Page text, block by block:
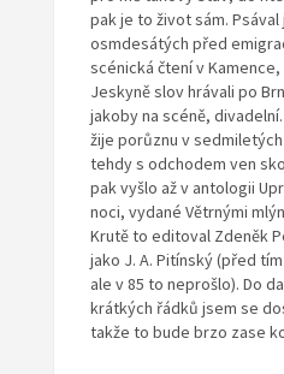
pak je to život sám.
osmdesátých před
scénická čtení v Kamence,
Jeskyně slov hrávali po
jakoby na scéně,
žije porůznu v
tehdy s odchodem ven
pak vyšlo až v antologii
noci, vydané Větrnými
Krutě to editoval Zdeněk
jako J. A. Pitínský (před
ale v 85 to neprošlo). Do
krátkých řádků jsem se
takže to bude brzo zase